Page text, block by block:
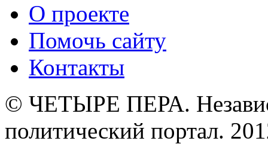
О проекте
Помочь сайту
Контакты
© ЧЕТЫРЕ ПЕРА.
политический портал.